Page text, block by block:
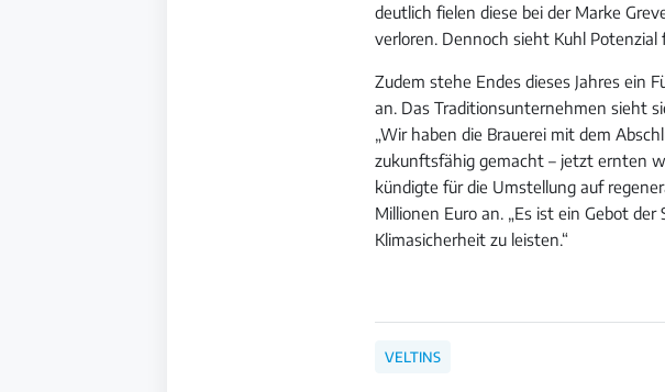
deutlich fielen diese bei der Marke
verloren. Dennoch sieht Kuhl Potenzial
Zudem stehe Endes dieses Jahres ein
an. Das Traditionsunternehmen sieht
„Wir haben die Brauerei mit dem
zukunftsfähig gemacht – jetzt ernten
kündigte für die Umstellung auf
Millionen Euro an. „Es ist ein Gebot
Klimasicherheit zu leisten.“
VELTINS